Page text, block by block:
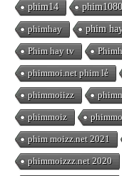
phim14 phim1080
phimhay phim
Phim hay tv
phimmoi.net phim lẻ
phimmoiizz
phimmoiz
phim moizz.net 2021
phimmoizzz.net 2020